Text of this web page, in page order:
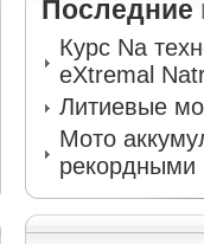
Последние
Курс Na
eXtremal
Литиевые
Мото
рекордными